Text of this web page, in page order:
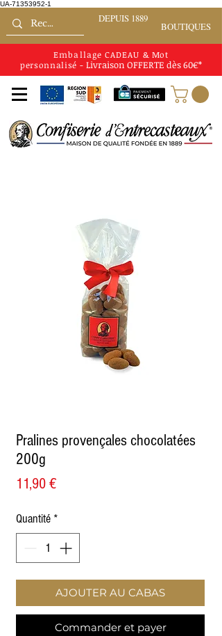
UA-71353952-1
Emballage CADEAU & Mot
personnalisé - Livraison OFFERTE dès 60€*
DEPUIS 1889
BOUTIQUES
Pralines provençales chocolatées
200g
11,90 €Prix
Quantité *
AJOUTER AU CABAS
Commander et payer